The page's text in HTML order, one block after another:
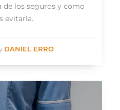
de los seguros y como
evitarla.
DANIEL ERRO